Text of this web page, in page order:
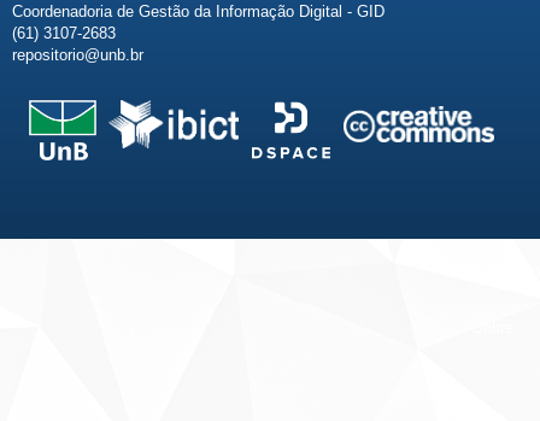
Coordenadoria de Gestão da Informação Digital - GID
(61) 3107-2683
repositorio@unb.br